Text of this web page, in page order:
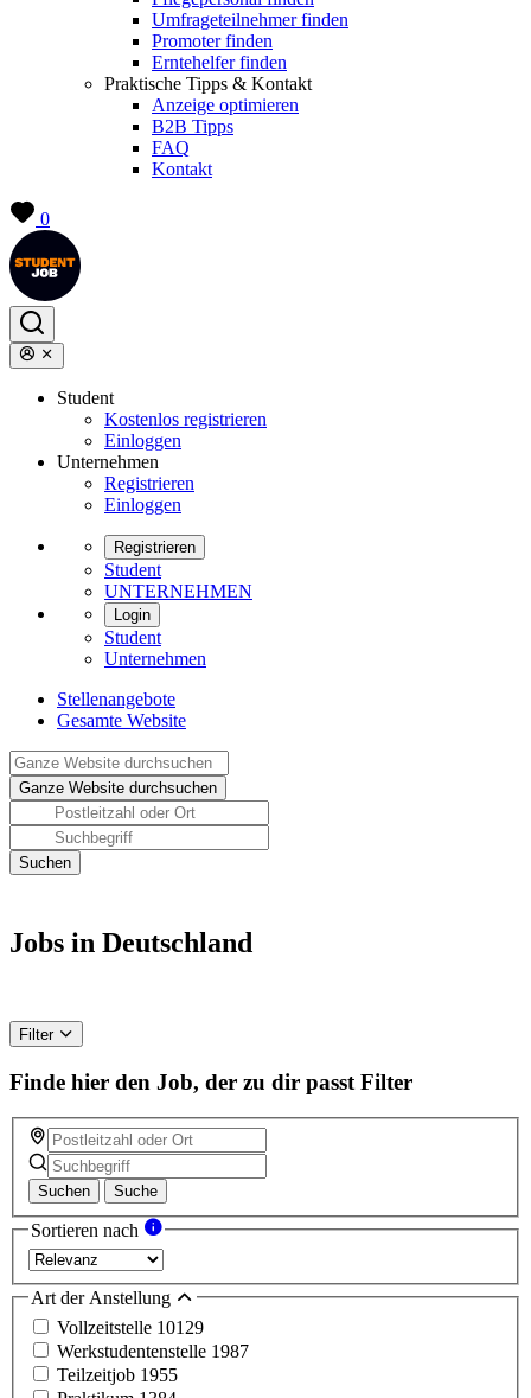
Umfrageteilnehmer finden
Promoter finden
Erntehelfer finden
Praktische Tipps & Kontakt
Anzeige optimieren
B2B Tipps
FAQ
Kontakt
0
Student
Kostenlos registrieren
Einloggen
Unternehmen
Registrieren
Einloggen
Registrieren
Student
UNTERNEHMEN
Login
Student
Unternehmen
Stellenangebote
Gesamte Website
Jobs in Deutschland
Filter
Finde hier den Job, der zu dir passt Filter
Suchen Suche
Sortieren nach
Art der Anstellung
Vollzeitstelle 10129
Werkstudentenstelle 1987
Teilzeitjob 1955